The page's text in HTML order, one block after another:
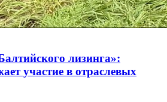
лизинга»:
участие в отраслевых